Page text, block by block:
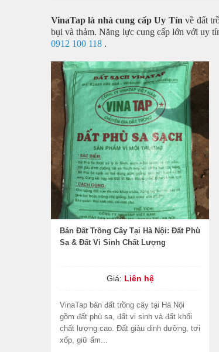
VinaTap là nhà cung cấp Uy Tínvề đất
bụi và thảm. Năng lực cung cấp lớn với uy
0912 100 118 .
Bán Đất Trồng Cây Tại Hà Nội: Đất Phù
Sa & Đất Vi Sinh Chất Lượng
Giá: Liên hệ
VinaTap bán đất trồng cây tại Hà Nội
gồm đất phù sa, đất vi sinh và đất khối
chất lượng cao. Đất giàu dinh dưỡng, tơi
xốp, giữ ẩm...